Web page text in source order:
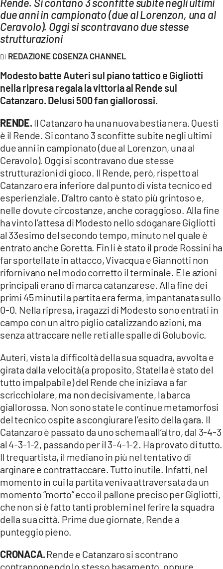
LACPLAY.IT
LACTV.IT
LACONAIR.IT
LACITYMAG.IT
ILREGGINO.IT
COSENZACHANNEL.IT
CATANZAROCHANNEL.IT
LACAPITALENEWS.IT
ANDROID
APPLE
Rende. Si contano 3 sconfitte subite negli ultimi
due anni in campionato (due al Lorenzon, una al
Ceravolo). Oggi si scontravano due stesse
strutturazioni
REDAZIONE COSENZA CHANNEL
Modesto batte Auteri sul piano tattico e Gigliotti
nella ripresa regala la vittoria al Rende sul
Catanzaro. Delusi 500 fan giallorossi.
RENDE.Il Catanzaro ha una nuova bestia nera. Questi
è il Rende. Si contano 3 sconfitte subite negli ultimi
due anni in campionato (due al Lorenzon, una al
Ceravolo). Oggi si scontravano due stesse
strutturazioni di gioco. Il Rende, però, rispetto al
Catanzaro era inferiore dal punto di vista tecnico ed
esperienziale. D’altro canto è stato più grintoso e,
nelle dovute circostanze, anche coraggioso. Alla fine
ha vinto l’attesa di Modesto nello sdoganare Gigliotti
al 33esimo del secondo tempo, minuto nel quale è
entrato anche Goretta. Fin li è stato il prode Rossini ha
far sportellate in attacco, Vivacqua e Giannotti non
rifornivano nel modo corretto il terminale. E le azioni
principali erano di marca catanzarese. Alla fine dei
primi 45 minuti la partita era ferma, impantanata sullo
0-0. Nella ripresa, i ragazzi di Modesto sono entrati in
campo con un altro piglio catalizzando azioni, ma
senza attraccare nelle reti alle spalle di Golubovic.
Auteri, vista la difficoltà della sua squadra, avvolta e
girata dalla velocità (a proposito, Statella è stato del
tutto impalpabile) del Rende che iniziava a far
scricchiolare, ma non decisivamente, la barca
giallorossa. Non sono state le continue metamorfosi
del tecnico ospite a scongiurare l’esito della gara. Il
Catanzaro è passato da uno schema all’altro, dal 3-4-3
al 4-3-1-2, passando per il 3-4-1-2. Ha provato di tutto.
Il trequartista, il mediano in più nel tentativo di
arginare e contrattaccare. Tutto inutile. Infatti, nel
momento in cui la partita veniva attraversata da un
momento “morto” ecco il pallone preciso per Gigliotti,
che non si è fatto tanti problemi nel ferire la squadra
della sua città. Prime due giornate, Rende a
punteggio pieno.
CRONACA.Rende e Catanzaro si scontrano